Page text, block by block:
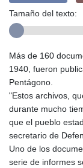
Tamaño del texto:
Más de 160
1940, fueron
Pentágono.
"Estos archivos,
durante mucho
que el pueblo
secretario de
Uno de los
serie de informes